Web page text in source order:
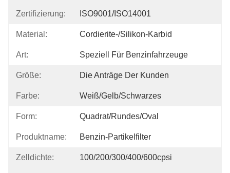
Zertifizierung: ISO9001/ISO14001
Material: Cordierite-/Silikon-Karbid
Art: Speziell Für Benzinfahrzeuge
Größe: Die Anträge Der Kunden
Farbe: Weiß/Gelb/Schwarzes
Form: Quadrat/rundes/Oval
Produktname: Benzin-Partikelfilter
Zelldichte: 100/200/300/400/600cpsi